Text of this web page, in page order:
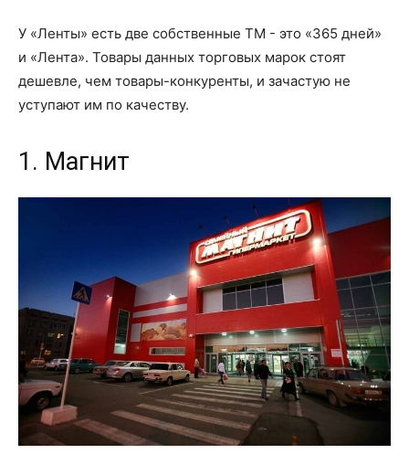
У «Ленты» есть две собственные ТМ - это «365 дней»
и «Лента». Товары данных торговых марок стоят
дешевле, чем товары-конкуренты, и зачастую не
уступают им по качеству.
1. Магнит